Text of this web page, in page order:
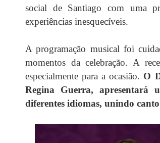
social de Santiago com uma
experiências inesquecíveis.
A programação musical foi
momentos da celebração. A
especialmente para a ocasião. O
Regina Guerra, apresentará
diferentes idiomas, unindo